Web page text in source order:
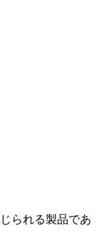
られる製品であ